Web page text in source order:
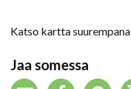
Katso kartta suurempana
Jaa somessa